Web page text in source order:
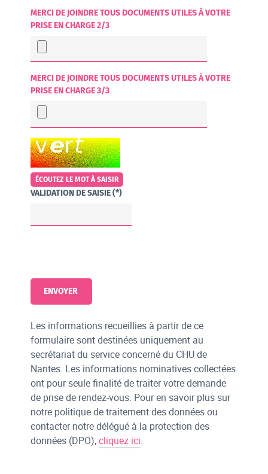
MERCI DE JOINDRE TOUS DOCUMENTS UTILES À VOTRE
PRISE EN CHARGE 2/3
MERCI DE JOINDRE TOUS DOCUMENTS UTILES À VOTRE
PRISE EN CHARGE 3/3
CHAMP POUR LES ROBOTS. SI VOUS ÊTES HUMAINS, MERCI DE
ÉCOUTEZ LE MOT À SAISIR
VALIDATION DE SAISIE (*)
Les informations recueillies à partir de ce
formulaire sont destinées uniquement au
secrétariat du service concerné du CHU de
Nantes. Les informations nominatives collectées
ont pour seule finalité de traiter votre demande
de prise de rendez-vous. Pour en savoir plus sur
notre politique de traitement des données ou
contacter notre délégué à la protection des
données (DPO),cliquez ici.